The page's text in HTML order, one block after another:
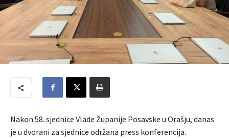
Nakon 58. sjednice Vlade Županije Posavske u Orašju, danas
je u dvorani za sjednice održana press konferencija.